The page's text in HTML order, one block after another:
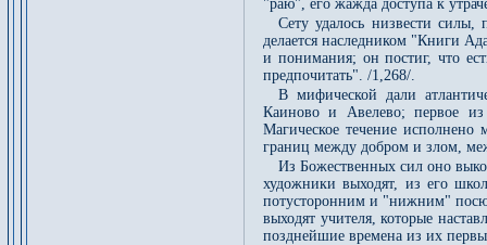
"раю", его жажда доступа к
Сету удалось низвести
делается наследником "Книги
и понимания; он постиг, что
предпочитать". /1,268/.
В мифической дали
Каиново и Авелево; первое из
Магическое течение исполнено
границ между добром и злом,
Из Божественных сил оно
художники выходят, из его
потусторонним и "нижним"
выходят учителя, которые
позднейшие времена из их